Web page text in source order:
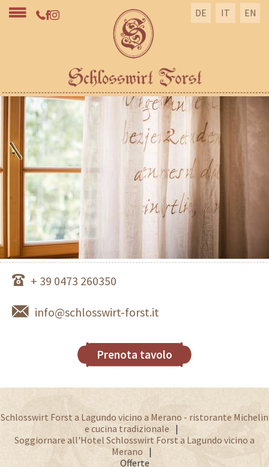
DE IT EN
+ 39 0473 260350
info@schlosswirt-forst.it
Prenota tavolo
Schlosswirt Forst a Lagundo vicino a Merano - ristorante Michelin
e cucina tradizionale
Soggiornare all'Hotel Schlosswirt Forst a Lagundo vicino a
Merano
Offerte